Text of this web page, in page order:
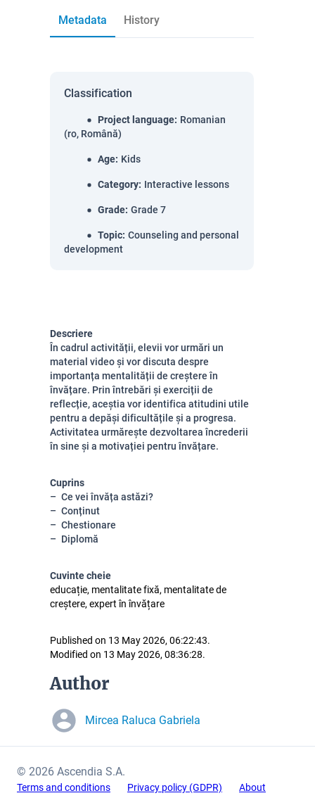
Metadata History
Classification
Project language: Romanian
(ro, Română)
Age: Kids
Category: Interactive lessons
Grade: Grade 7
Topic: Counseling and personal
development
Descriere
În cadrul activității, elevii vor urmări un
material video și vor discuta despre
importanța mentalității de creștere în
învățare. Prin întrebări și exerciții de
reflecție, aceștia vor identifica atitudini utile
pentru a depăși dificultățile și a progresa.
Activitatea urmărește dezvoltarea încrederii
în sine și a motivației pentru învățare.
Cuprins
Ce vei învăța astăzi?
Conținut
Chestionare
Diplomă
Cuvinte cheie
educație, mentalitate fixă, mentalitate de
creștere, expert în învățare
Published on 13 May 2026, 06:22:43.
Modified on 13 May 2026, 08:36:28.
Author
Mircea Raluca Gabriela
© 2026 Ascendia S.A.
Terms and conditions Privacy policy (GDPR) About